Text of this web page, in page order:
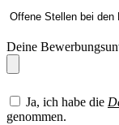
Deine
Ja, ich habe die
genommen.